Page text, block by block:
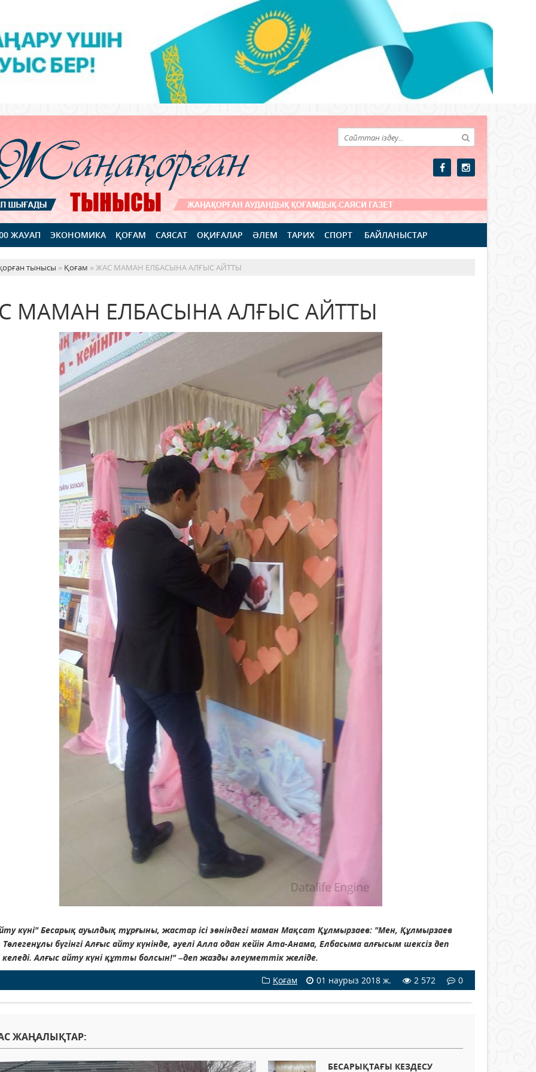
ЖАУАП ЭКОНОМИКА ҚОҒАМ САЯСАТ ОҚИҒАЛАР ӘЛЕМ ТАРИХ СПОРТ БАЙЛАНЫСТАР
тынысы » Қоғам » ЖАС МАМАН ЕЛБАСЫНА АЛҒЫС АЙТТЫ
МАМАН ЕЛБАСЫНА АЛҒЫС АЙТТЫ
күні" Бесарық ауылдық тұрғыны, жастар ісі эөніндегі маман Мақсат Құлмырзаев: "Мен, Құлмырзаев
бүгінгі Алғыс айту күнінде, әуелі Алла одан кейін Ата-Анама, Елбасыма алғысым шексіз деп
Алғыс айту күні құтты болсын!" –деп жазды әлеуметтік желіде.
Қоғам
01 наурыз 2018 ж. 2 572 0
ЖАҢАЛЫҚТАР:
БЕСАРЫҚТАҒЫ КЕЗДЕСУ